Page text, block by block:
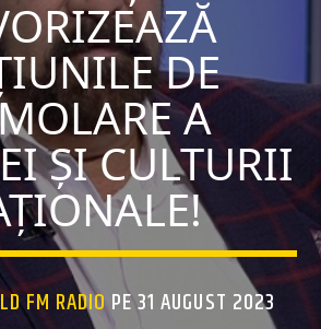
DE
A
ȘI CULTURII
FM RADIOPE 31 AUGUST 2023